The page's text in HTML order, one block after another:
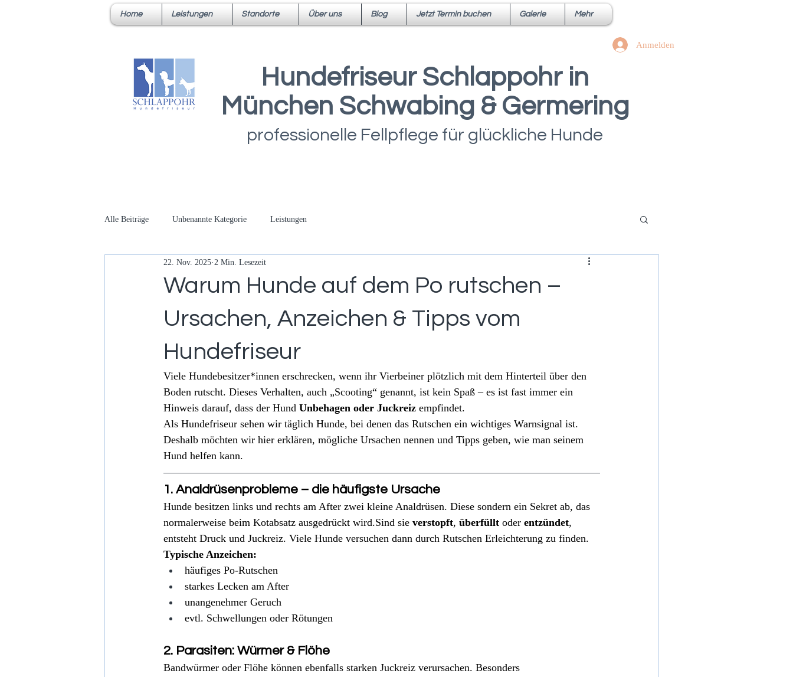
Home Leistungen Standorte Über uns Blog Jetzt Termin buchen Galerie Mehr
Hundefriseur Schlappohr in
München Schwabing & Germering
professionelle Fellpflege für glückliche Hunde
Anmelden
Alle Beiträge Unbenannte Kategorie Leistungen
Warum Hunde auf dem Po rutschen –
Ursachen, Anzeichen & Tipps vom
Hundefriseur
22. Nov. 2025 2 Min. Lesezeit
Viele Hundebesitzer*innen erschrecken, wenn ihr Vierbeiner plötzlich mit dem Hinterteil über den
Boden rutscht. Dieses Verhalten, auch „Scooting“ genannt, ist kein Spaß – es ist fast immer ein
Hinweis darauf, dass der Hund Unbehagen oder Juckreiz empfindet.
Als Hundefriseur sehen wir täglich Hunde, bei denen das Rutschen ein wichtiges Warnsignal ist.
Deshalb möchten wir hier erklären, mögliche Ursachen nennen und Tipps geben, wie man seinem
Hund helfen kann.
1. Analdrüsenprobleme – die häufigste Ursache
Hunde besitzen links und rechts am After zwei kleine Analdrüsen. Diese sondern ein Sekret ab, das
normalerweise beim Kotabsatz ausgedrückt wird.Sind sie verstopft, überfüllt oder entzündet,
entsteht Druck und Juckreiz. Viele Hunde versuchen dann durch Rutschen Erleichterung zu finden.
Typische Anzeichen:
häufiges Po-Rutschen
starkes Lecken am After
unangenehmer Geruch
evtl. Schwellungen oder Rötungen
2. Parasiten: Würmer & Flöhe
Bandwürmer oder Flöhe können ebenfalls starken Juckreiz verursachen. Besonders